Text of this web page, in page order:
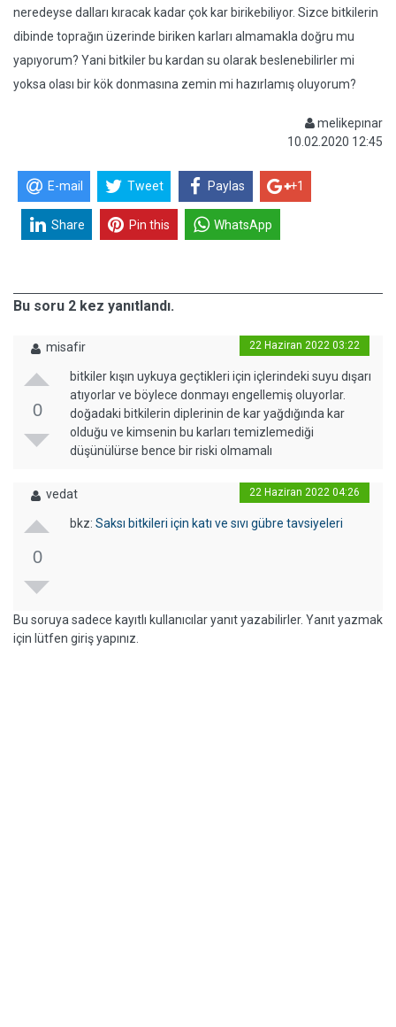
neredeyse dalları kıracak kadar çok kar birikebiliyor. Sizce bitkilerin
dibinde toprağın üzerinde biriken karları almamakla doğru mu
yapıyorum? Yani bitkiler bu kardan su olarak beslenebilirler mi
yoksa olası bir kök donmasına zemin mi hazırlamış oluyorum?
melikepınar
10.02.2020 12:45
E-mail Tweet Paylas +1
Share Pin this WhatsApp
Bu soru 2 kez yanıtlandı.
misafir 22 Haziran 2022 03:22
0
bitkiler kışın uykuya geçtikleri için içlerindeki suyu dışarı
atıyorlar ve böylece donmayı engellemiş oluyorlar.
doğadaki bitkilerin diplerinin de kar yağdığında kar
olduğu ve kimsenin bu karları temizlemediği
düşünülürse bence bir riski olmamalı
vedat 22 Haziran 2022 04:26
0
bkz: Saksı bitkileri için katı ve sıvı gübre tavsiyeleri
Bu soruya sadece kayıtlı kullanıcılar yanıt yazabilirler. Yanıt yazmak
için lütfen giriş yapınız.